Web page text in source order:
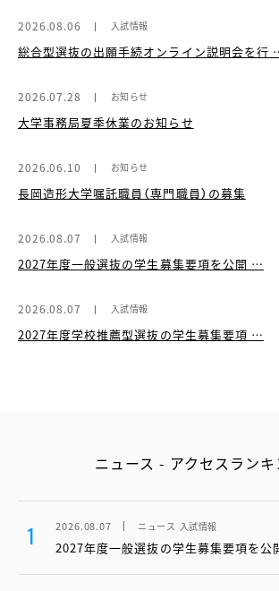
2026.08.06 入試情報
総合型選抜の出願手続オンライン説明会を行
2026.07.28 お知らせ
大学事務局夏季休業のお知らせ
2026.06.10 お知らせ
長岡造形大学嘱託職員（専門職員）の募集
2026.08.07 入試情報
2027年度一般選抜の学生募集要項を公開 …
2026.08.07 入試情報
2027年度学校推薦型選抜の学生募集要項 …
ニュース - アクセスランキ
1 2026.08.07 ニュース 入試情報
2027年度一般選抜の学生募集要項を公